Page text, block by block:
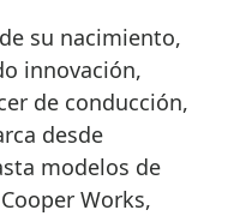
su nacimiento,
innovación,
de conducción,
desde
modelos de
Works,